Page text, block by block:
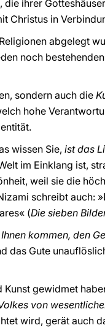
ihrer
Christus in
abgelegt
noch
sondern auch die
hohe
wissen Sie, ist das
im Einklang ist,
weil sie die
schreibt auch:
(Die sieben
kommen, den
das Gute
Kunst gewidmet
von
wird, gerät auch